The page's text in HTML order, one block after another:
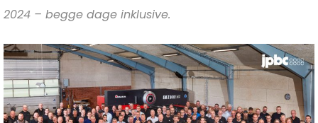
2024 – begge dage inklusive.